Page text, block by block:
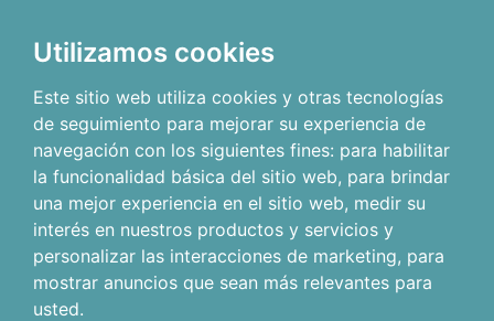
Utilizamos cookies
Este sitio web utiliza cookies y otras tecnologías
de seguimiento para mejorar su experiencia de
navegación con los siguientes fines: para habilitar
la funcionalidad básica del sitio web, para brindar
una mejor experiencia en el sitio web, medir su
interés en nuestros productos y servicios y
personalizar las interacciones de marketing, para
mostrar anuncios que sean más relevantes para
usted.